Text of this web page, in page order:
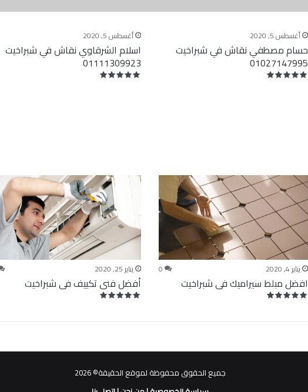
أغسطس 5, 2020
حسام مصطفي نقاش في شبراخيت
01027147995
أغسطس 5, 2020
اسلام الشرقاوي نقاش في شبراخيت
01111309923
يناير 4, 2020 0
افضل مبلط سيراميك فى شبراخيت
يناير 25, 2020
أفضل فنى تكييف فى شبراخيت
جميع الحقوق محفوظة لموقع الحقيقة© 2026